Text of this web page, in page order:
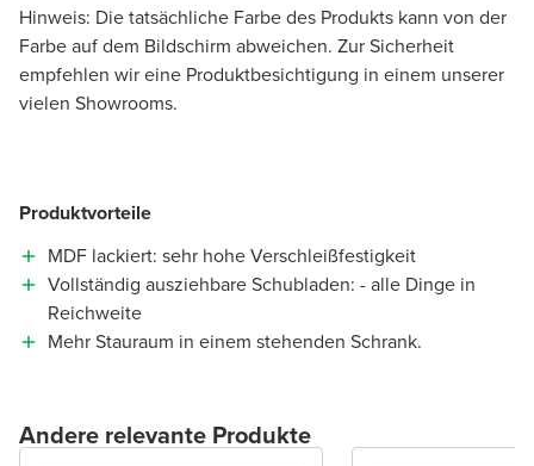
Hinweis: Die tatsächliche Farbe des Produkts kann von der
Farbe auf dem Bildschirm abweichen. Zur Sicherheit
empfehlen wir eine Produktbesichtigung in einem unserer
vielen Showrooms.
Produktvorteile
MDF lackiert: sehr hohe Verschleißfestigkeit
Vollständig ausziehbare Schubladen: - alle Dinge in
Reichweite
Mehr Stauraum in einem stehenden Schrank.
Andere relevante Produkte